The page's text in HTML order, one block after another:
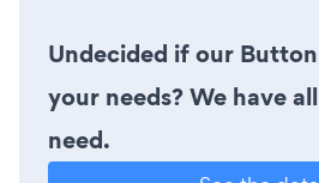
Undecided if our
your needs? We have
need.